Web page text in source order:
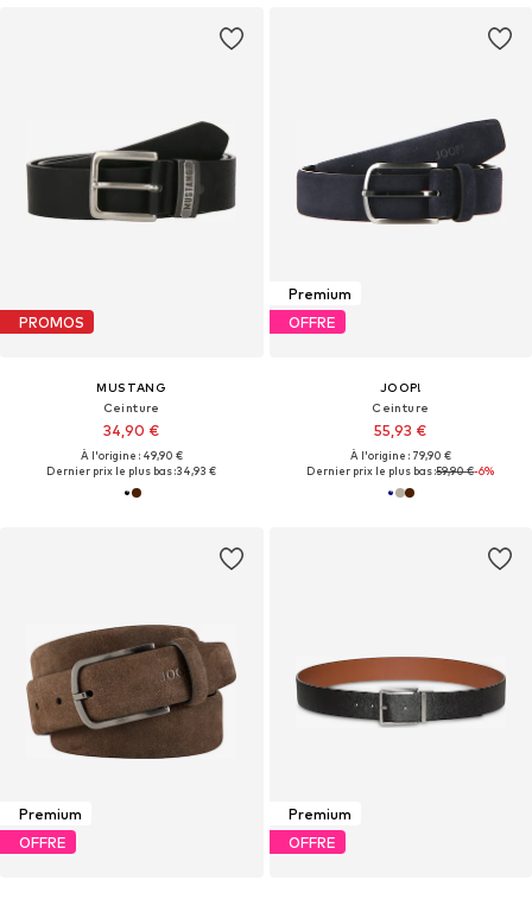
PROMOS
MUSTANG
Ceinture
34,90 €
À l'origine : 49,90 €
Dernier prix le plus bas :34,93 €
Premium
OFFRE
JOOP!
Ceinture
55,93 €
À l'origine : 79,90 €
Dernier prix le plus bas :59,90 €-6%
Premium
OFFRE
Premium
OFFRE